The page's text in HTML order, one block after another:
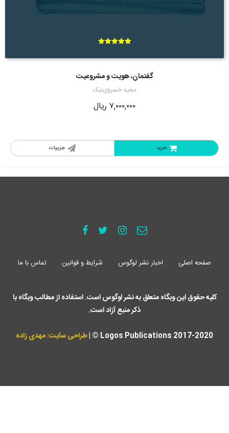
گفتمان، هویت و مشروعیت
مجید خسروی‌نیک
از 5
۷,۰۰۰,۰۰۰ ریال
جزییات خرید
صفحه اصلی اخبار نشر لوگوس شرایط و قوانین تماس با ما
کلیه حقوق این وبگاه متعلق به نشر لوگوس است. استفاده از مطالب وبگاه با
ذکر منبع آزاد است.
Logos Publications 2017-2020 © | طراحی سایت: مهدی زاده